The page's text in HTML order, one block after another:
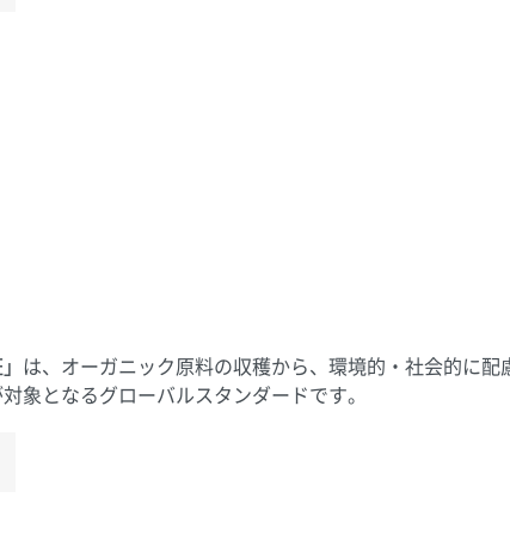
は、オーガニック原料の収穫から、環境的・社会的に配
象となるグローバルスタンダードです。